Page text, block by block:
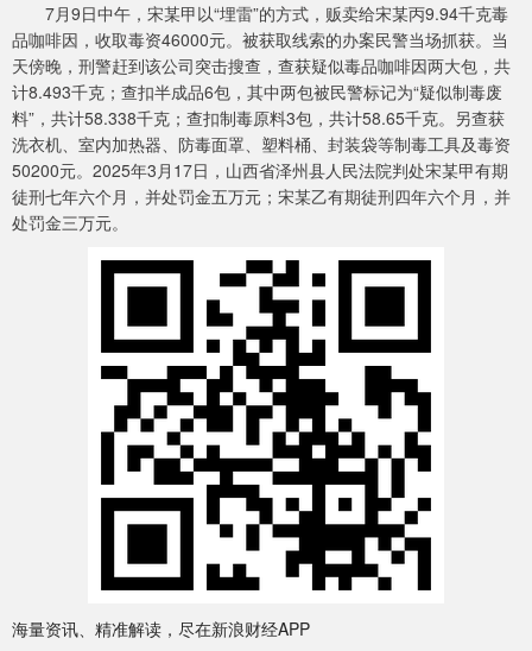
7月9日中午，宋某甲以“埋雷”的方式，贩卖给宋某丙9.94千克毒
品咖啡因，收取毒资46000元。被获取线索的办案民警当场抓获。当
天傍晚，刑警赶到该公司突击搜查，查获疑似毒品咖啡因两大包，共
计8.493千克；查扣半成品6包，其中两包被民警标记为“疑似制毒废
料”，共计58.338千克；查扣制毒原料3包，共计58.65千克。另查获
洗衣机、室内加热器、防毒面罩、塑料桶、封装袋等制毒工具及毒资
50200元。2025年3月17日，山西省泽州县人民法院判处宋某甲有期
徒刑七年六个月，并处罚金五万元；宋某乙有期徒刑四年六个月，并
处罚金三万元。
海量资讯、精准解读，尽在新浪财经APP